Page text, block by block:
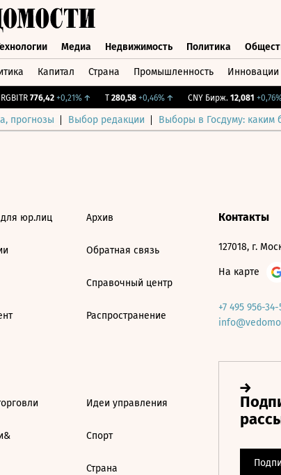
Медиа Недвижимость Политика
Капитал Страна Промышленность Инновации
RGBITR 776,42 +0,21%↑ 280,58 +0,46%↑ CNY Бирж. 12,081 +0,76%
прогнозы Выбор редакции Выборы в Госдуму: каким
юр.лиц Архив
Обратная связь
Справочный центр
Распространение
Идеи управления
Спорт
Страна
Контакты
127018, г.
На карте
+7 495 956-34-